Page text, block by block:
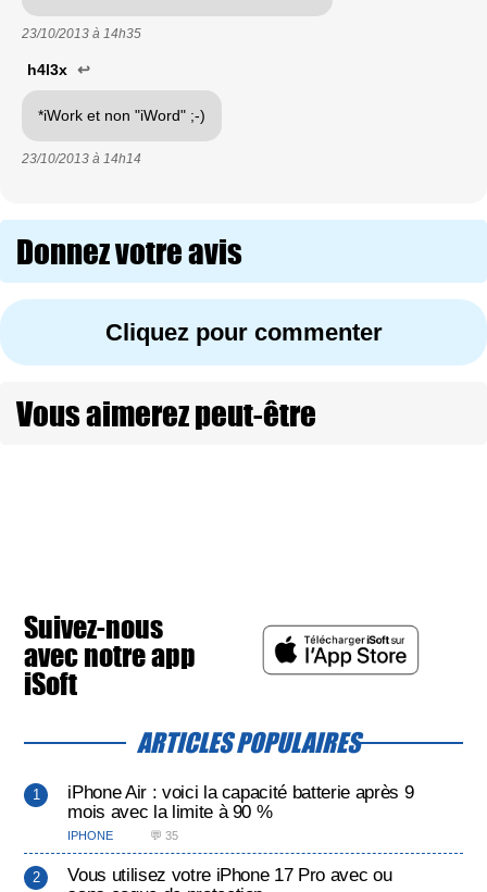
23/10/2013 à 14h35
h4l3x ↩
*iWork et non "iWord" ;-)
23/10/2013 à 14h14
Donnez votre avis
Cliquez pour commenter
Vous aimerez peut-être
Suivez-nous
avec notre app
iSoft
ARTICLES POPULAIRES
iPhone Air : voici la capacité batterie après 9
mois avec la limite à 90 %
IPHONE 💬 35
Vous utilisez votre iPhone 17 Pro avec ou